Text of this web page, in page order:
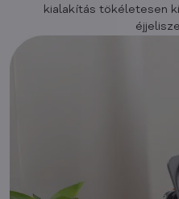
kialakítás tökéletesen